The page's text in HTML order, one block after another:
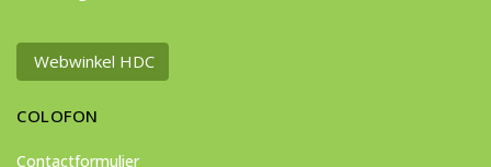
Webwinkel HDC
COLOFON
Contactformulier